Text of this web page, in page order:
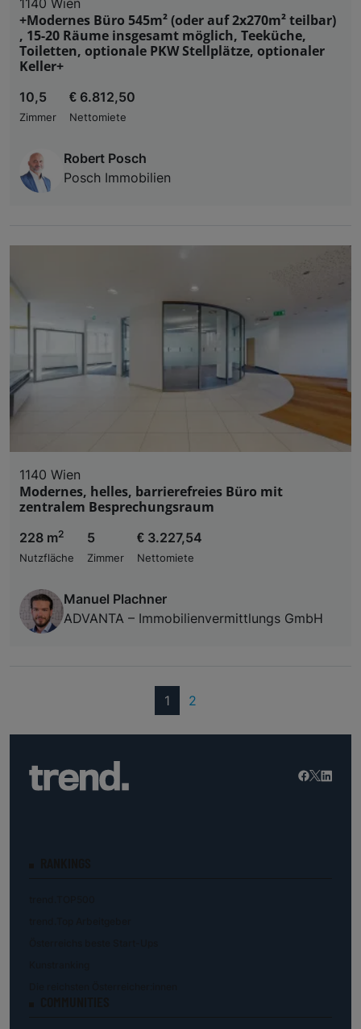
+Modernes Büro 545m² (oder auf 2x270m² teilbar)
, 15-20 Räume insgesamt möglich, Teeküche,
Toiletten, optionale PKW Stellplätze, optionaler
Keller+
10,5
Zimmer
€ 6.812,50
Nettomiete
Robert Posch
Posch Immobilien
1140 Wien
Modernes, helles, barrierefreies Büro mit
zentralem Besprechungsraum
228 m2
Nutzfläche
5
Zimmer
€ 3.227,54
Nettomiete
Manuel Plachner
ADVANTA – Immobilienvermittlungs GmbH
1 (current)
2